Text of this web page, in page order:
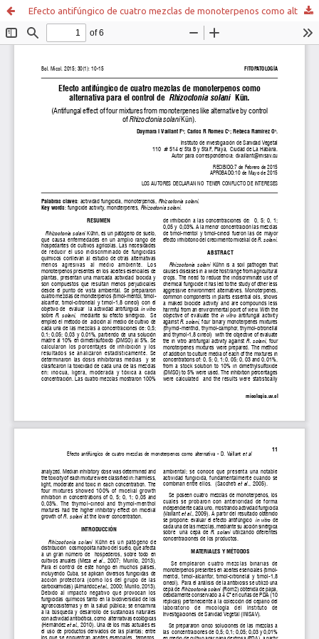
Efecto antifúngico de cuatro mezclas de monoterpenos como alternativa para el control de Rhizoctonia solani Kün.